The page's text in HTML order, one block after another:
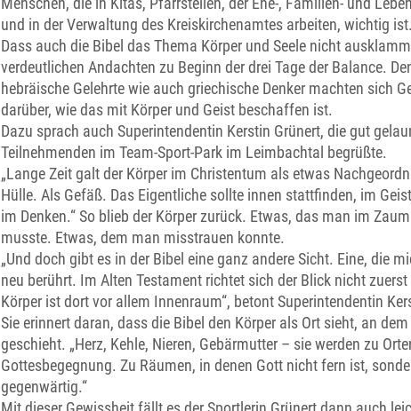
und in der Verwaltung des Kreiskirchenamtes arbeiten, wichtig ist.
Dass auch die Bibel das Thema Körper und Seele nicht
verdeutlichen Andachten zu Beginn der drei Tage der Balance.
hebräische Gelehrte wie auch griechische Denker machten sich
darüber, wie das mit Körper und Geist beschaffen ist.
Dazu sprach auch Superintendentin Kerstin Grünert, die gut
Teilnehmenden im Team-Sport-Park im Leimbachtal begrüßte.
„Lange Zeit galt der Körper im Christentum als etwas
Hülle. Als Gefäß. Das Eigentliche sollte innen stattfinden, im
im Denken.“ So blieb der Körper zurück. Etwas, das man im
musste. Etwas, dem man misstrauen konnte.
„Und doch gibt es in der Bibel eine ganz andere Sicht. Eine, die
neu berührt. Im Alten Testament richtet sich der Blick nicht
Körper ist dort vor allem Innenraum“, betont Superintendentin
Sie erinnert daran, dass die Bibel den Körper als Ort sieht, an dem
geschieht. „Herz, Kehle, Nieren, Gebärmutter – sie werden zu
Gottesbegegnung. Zu Räumen, in denen Gott nicht fern ist,
gegenwärtig.“